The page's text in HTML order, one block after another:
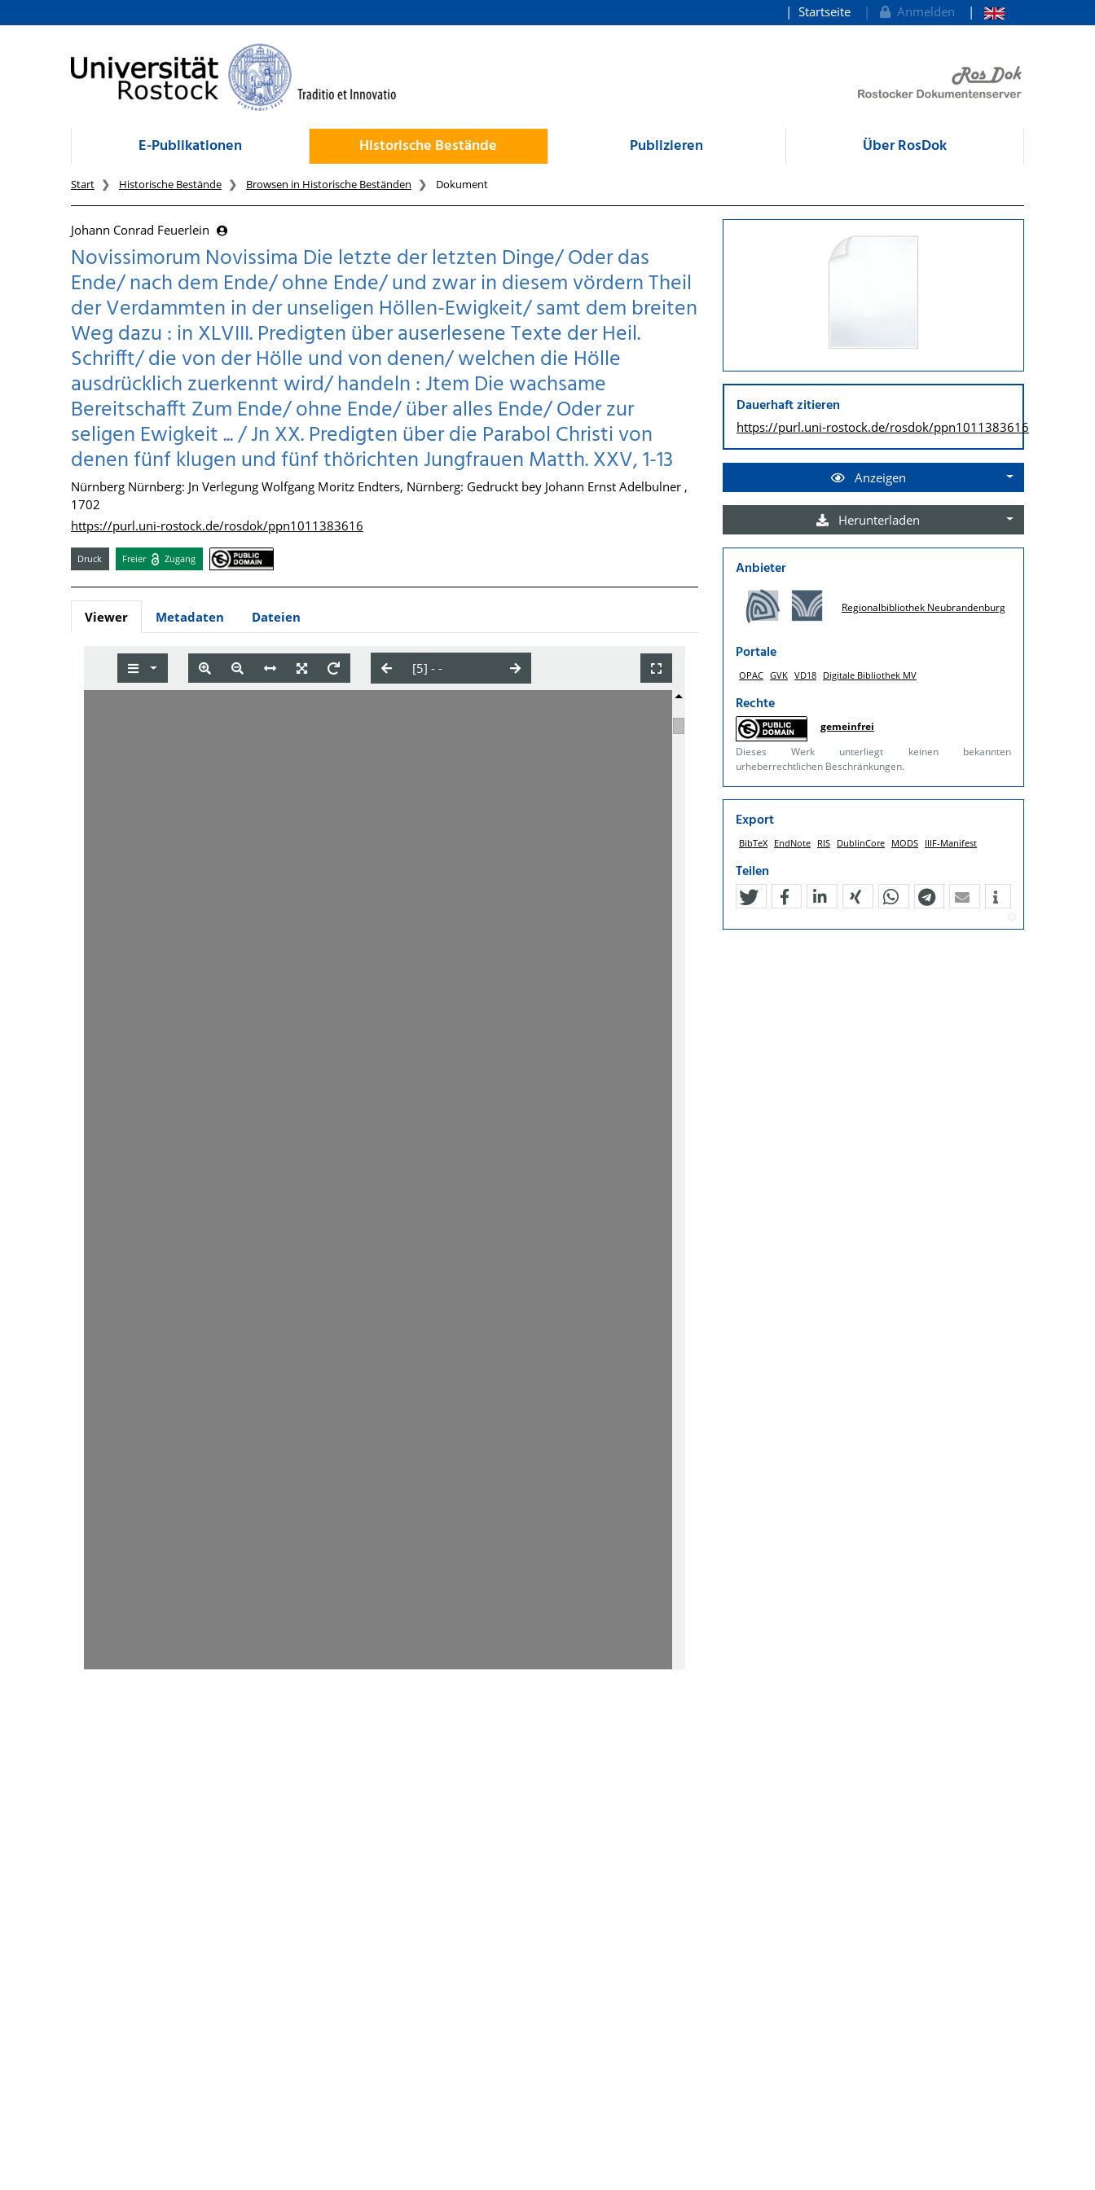
zum Inhalt
Startseite Anmelden
E-Publikationen Historische Bestände Publizieren Über RosDok
Start Historische Bestände Browsen in Historische Beständen Dokument
Johann Conrad Feuerlein
Novissimorum Novissima Die letzte der letzten Dinge/ Oder das
Ende/ nach dem Ende/ ohne Ende/ und zwar in diesem vördern Theil
der Verdammten in der unseligen Höllen-Ewigkeit/ samt dem breiten
Weg dazu : in XLVIII. Predigten über auserlesene Texte der Heil.
Schrifft/ die von der Hölle und von denen/ welchen die Hölle
ausdrücklich zuerkennt wird/ handeln : Jtem Die wachsame
Bereitschafft Zum Ende/ ohne Ende/ über alles Ende/ Oder zur
seligen Ewigkeit ... / Jn XX. Predigten über die Parabol Christi von
denen fünf klugen und fünf thörichten Jungfrauen Matth. XXV, 1-13
Nürnberg Nürnberg: Jn Verlegung Wolfgang Moritz Endters, Nürnberg: Gedruckt bey Johann Ernst Adelbulner ,
1702
https://purl.uni-rostock.de/rosdok/ppn1011383616
Druck Freier Zugang
Viewer Metadaten Dateien
Dauerhaft zitieren
https://purl.uni-rostock.de/rosdok/ppn1011383616
Anzeigen
Herunterladen
Anbieter
Regionalbibliothek Neubrandenburg
Portale
OPAC GVK VD18 Digitale Bibliothek MV
Rechte
gemeinfrei
Dieses Werk unterliegt keinen bekannten
urheberrechtlichen Beschränkungen.
Export
BibTeX EndNote RIS DublinCore MODS IIIF-Manifest
Teilen